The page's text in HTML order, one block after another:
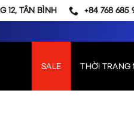
12, TÂN BÌNH +84 768 685
SALE THỜI TRANG